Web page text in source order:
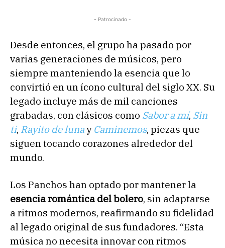
- Patrocinado -
Desde entonces, el grupo ha pasado por
varias generaciones de músicos, pero
siempre manteniendo la esencia que lo
convirtió en un ícono cultural del siglo XX. Su
legado incluye más de mil canciones
grabadas, con clásicos como Sabor a mí, Sin
ti, Rayito de lunay Caminemos, piezas que
siguen tocando corazones alrededor del
mundo.
Los Panchos han optado por mantener la
esencia romántica del bolero, sin adaptarse
a ritmos modernos, reafirmando su fidelidad
al legado original de sus fundadores. “Esta
música no necesita innovar con ritmos